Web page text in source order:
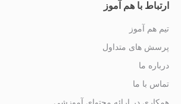
ارتباط با هم آموز
تیم هم آموز
پرسش های متداول
درباره ما
تماس با ما